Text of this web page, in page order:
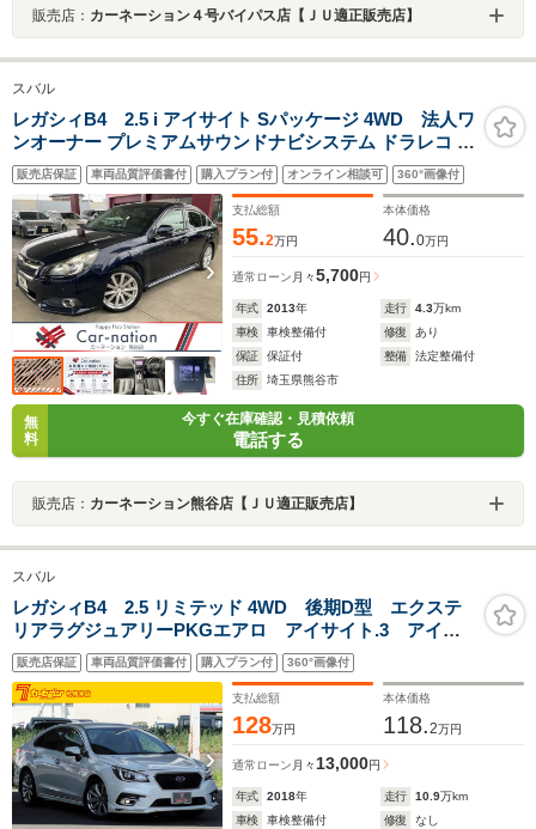
販売店： カーネーション４号バイパス店【ＪＵ適正販売店】
スバル
レガシィB4 2.5 i アイサイト Sパッケージ 4WD 法人ワ
ンオーナー プレミアムサウンドナビシステム ドラレコ バ
ックカメラ Bluetooth 革シート シートヒーター・メモリ
クルコン HIDヘッドライト フルセグTV CD/DVD ETC ビ
ルシュタイン製ダンパー 純正18インチAW
販売店保証 車両品質評価書付 購入プラン付 オンライン相談可 360°画像付
支払総額
55.2万円
本体価格
40.0万円
通常ローン 月々5,700円
年式 2013年 走行 4.3万km
車検
車検整備付 修復
あり
保証
保証付 整備
法定整備付
住所
埼玉県熊谷市
無
料
今すぐ在庫確認・見積依頼
電話する
販売店： カーネーション熊谷店【ＪＵ適正販売店】
スバル
レガシィB4 2.5 リミテッド 4WD 後期D型 エクステ
リアラグジュアリーPKGエアロ アイサイト.3 アイサ
イトセーフティプラス ダイヤトーンサウンドナビTV
バックカメラ STIタワーバー アイボリー革シート ス
タブレックスライトダンパー
販売店保証 車両品質評価書付 購入プラン付 360°画像付
支払総額
128万円
本体価格
118.2万円
通常ローン 月々13,000円
年式 2018年 走行 10.9万km
車検
車検整備付 修復
なし